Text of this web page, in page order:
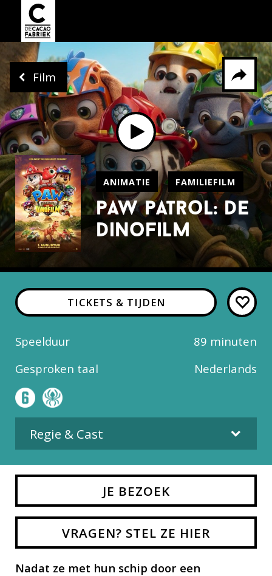
ANIMATIE FAMILIEFILM
paw patrol: de
dinofilm
Delen via
Facebook Whatsapp X
Film
Nadat ze met hun schip door een
TICKETS & TIJDEN
Speelduur
89 minuten
Gesproken taal
Nederlands
Regie & Cast
Regie
JE BEZOEK
VRAGEN? STEL ZE HIER